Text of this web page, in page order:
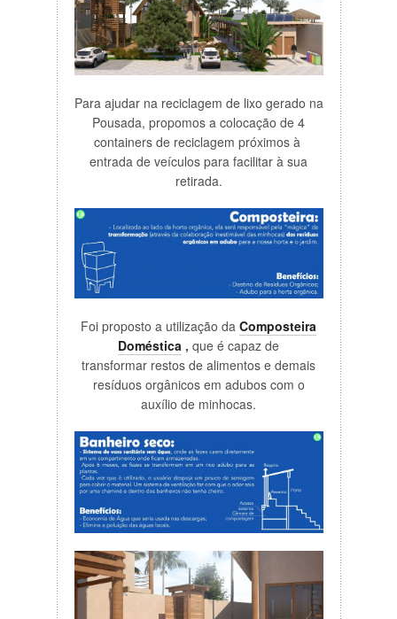
Para ajudar na reciclagem de lixo gerado na
Pousada, propomos a colocação de 4
containers de reciclagem próximos à
entrada de veículos para facilitar à sua
retirada.
Foi proposto a utilização da Composteira
Doméstica , que é capaz de
transformar restos de alimentos e demais
resíduos orgânicos em adubos com o
auxílio de minhocas.